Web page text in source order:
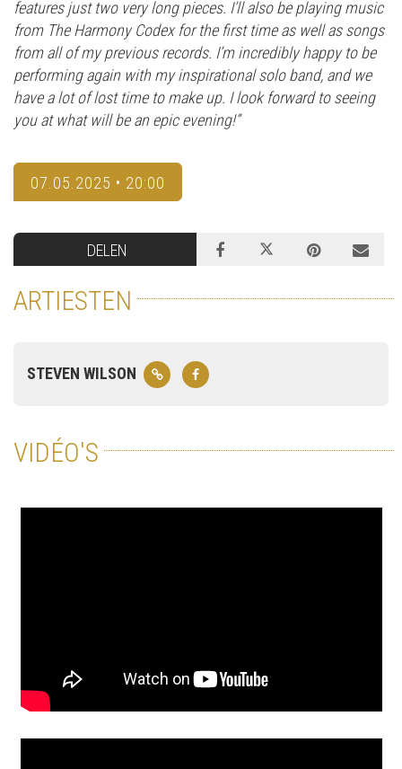
features just two very long pieces. I’ll also be playing music
from The Harmony Codex for the first time as well as songs
from all of my previous records. I’m incredibly happy to be
performing again with my inspirational solo band, and we
have a lot of lost time to make up. I look forward to seeing
you at what will be an epic evening!”
07.05.2025 • 20:00
DELEN
ARTIESTEN
STEVEN WILSON
VIDÉO'S